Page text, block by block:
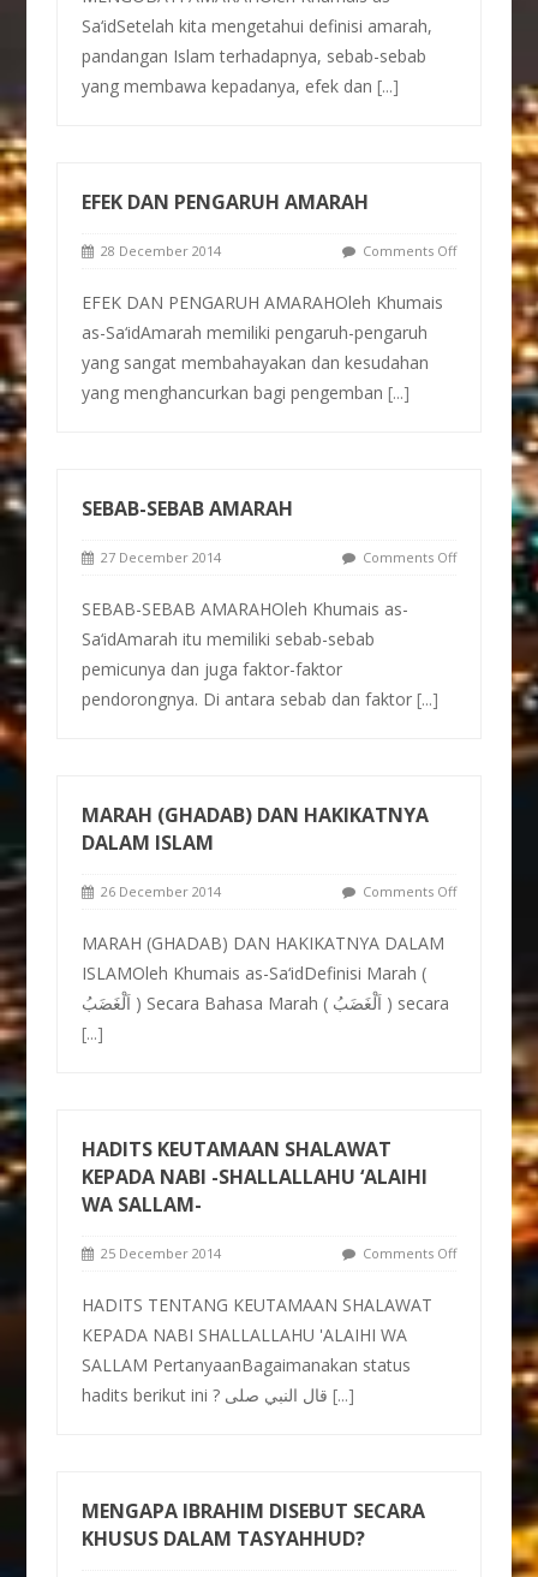
Sa‘idSetelah kita mengetahui definisi amarah,
pandangan Islam terhadapnya, sebab-sebab
yang membawa kepadanya, efek dan[...]
EFEK DAN PENGARUH AMARAH
28 December 2014 Comments Off
EFEK DAN PENGARUH AMARAHOleh Khumais
as-Sa‘idAmarah memiliki pengaruh-pengaruh
yang sangat membahayakan dan kesudahan
yang menghancurkan bagi pengemban[...]
SEBAB-SEBAB AMARAH
27 December 2014 Comments Off
SEBAB-SEBAB AMARAHOleh Khumais as-
Sa‘idAmarah itu memiliki sebab-sebab
pemicunya dan juga faktor-faktor
pendorongnya. Di antara sebab dan faktor[...]
MARAH (GHADAB) DAN HAKIKATNYA
DALAM ISLAM
26 December 2014 Comments Off
MARAH (GHADAB) DAN HAKIKATNYA DALAM
ISLAMOleh Khumais as-Sa‘idDefinisi Marah (
اَلْغَضَبُ ) Secara Bahasa Marah ( اَلْغَضَبُ ) secara
[...]
HADITS KEUTAMAAN SHALAWAT
KEPADA NABI -SHALLALLAHU ‘ALAIHI
WA SALLAM-
25 December 2014 Comments Off
HADITS TENTANG KEUTAMAAN SHALAWAT
KEPADA NABI SHALLALLAHU 'ALAIHI WA
SALLAM PertanyaanBagaimanakan status
hadits berikut ini ? قال النبي صلى[...]
MENGAPA IBRAHIM DISEBUT SECARA
KHUSUS DALAM TASYAHHUD?